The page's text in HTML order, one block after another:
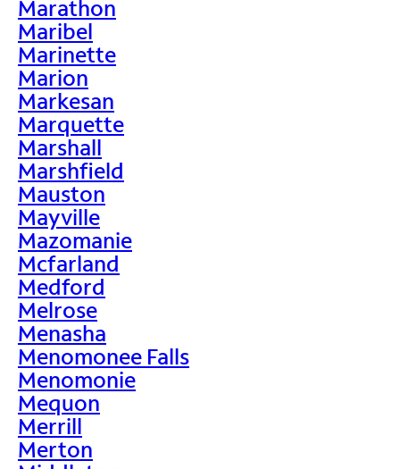
Marathon
Maribel
Marinette
Marion
Markesan
Marquette
Marshall
Marshfield
Mauston
Mayville
Mazomanie
Mcfarland
Medford
Melrose
Menasha
Menomonee Falls
Menomonie
Mequon
Merrill
Merton